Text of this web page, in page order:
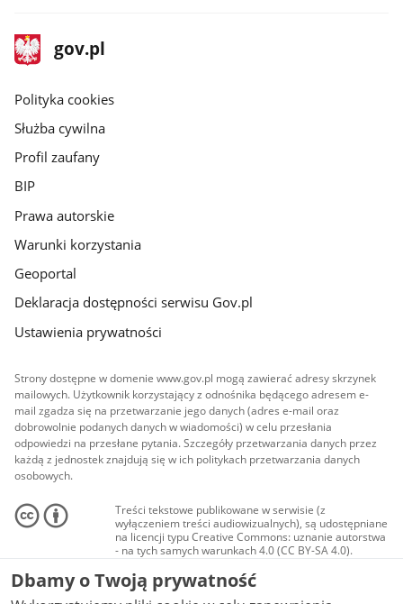
stopka
gov.pl
Strona
gov.pl
gov.pl
Polityka cookies
Służba cywilna
Profil zaufany
BIP
Prawa autorskie
Warunki korzystania
Geoportal
Deklaracja dostępności serwisu Gov.pl
Ustawienia prywatności
Strony dostępne w domenie www.gov.pl mogą zawierać adresy skrzynek
mailowych. Użytkownik korzystający z odnośnika będącego adresem e-
mail zgadza się na przetwarzanie jego danych (adres e-mail oraz
dobrowolnie podanych danych w wiadomości) w celu przesłania
odpowiedzi na przesłane pytania. Szczegóły przetwarzania danych przez
każdą z jednostek znajdują się w ich politykach przetwarzania danych
osobowych.
Treści tekstowe publikowane w serwisie (z
wyłączeniem treści audiowizualnych), są udostępniane
na licencji typu Creative Commons: uznanie autorstwa
- na tych samych warunkach 4.0 (CC BY-SA 4.0).
Materiały audiowizualne, w tym zdjęcia, materiały
audio i wideo, są udostępniane na licencji typu
Creative Commons: uznanie autorstwa użycie
Dbamy o Twoją prywatność